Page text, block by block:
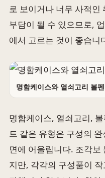
로 보이거나 너무 사적인
부담이 될 수 있으므로,
에서 고르는 것이 좋습니
명함케이스와 열쇠고리 볼
명함케이스, 열쇠고리,
트 같은 유형은 구성의
면에 어울립니다. 조각
지만, 각각의 구성품이